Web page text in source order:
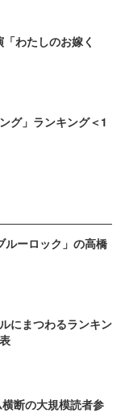
わたしのお嫁く
グ」ランキング＜1
ルーロック」の高橋
にまつわるランキン
断の大規模読者参